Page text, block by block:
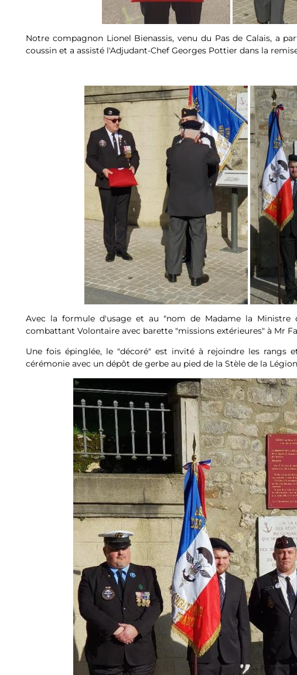
Notre compagnon Lionel Bienassis, venu du Pas de Calais, a
coussin et a assisté l'Adjudant-Chef Georges Pottier dans la
Avec la formule d'usage et au "nom de Madame la Ministre
combattant Volontaire avec barette "missions extérieures" à Mr
Une fois épinglée, le "décoré" est invité à rejoindre les rangs
cérémonie avec un dépôt de gerbe au pied de la Stèle de la